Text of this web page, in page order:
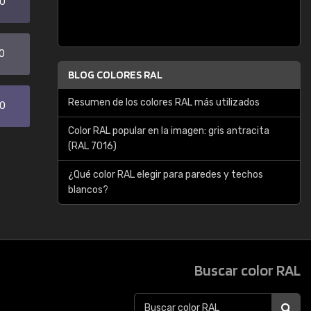
BLOG COLORES RAL
Resumen de los colores RAL más utilizados
Color RAL popular en la imagen: gris antracita
(RAL 7016)
¿Qué color RAL elegir para paredes y techos
blancos?
Buscar color RAL